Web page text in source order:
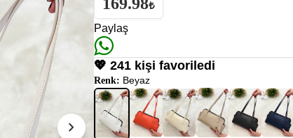
chevron_right
₺
Paylaş
💖 241 kişi favoriledi
Renk: Beyaz